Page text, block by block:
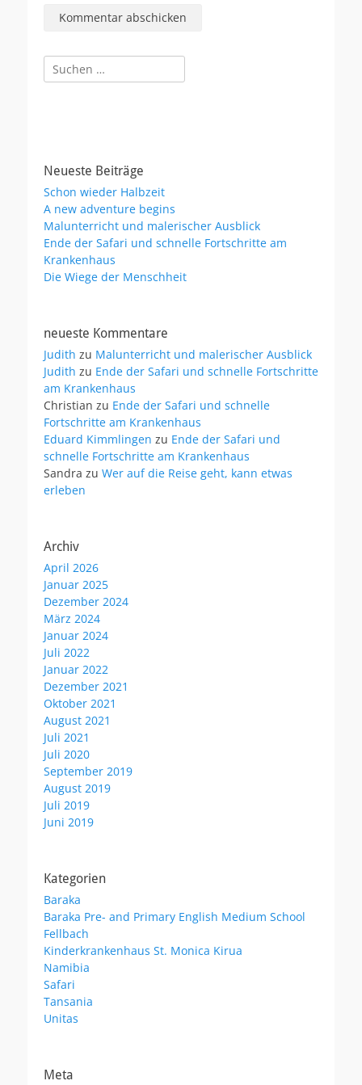
Suchen
nach:
Neueste Beiträge
Schon wieder Halbzeit
A new adventure begins
Malunterricht und malerischer Ausblick
Ende der Safari und schnelle Fortschritte am
Krankenhaus
Die Wiege der Menschheit
neueste Kommentare
Judith zu Malunterricht und malerischer Ausblick
Judith zu Ende der Safari und schnelle Fortschritte
am Krankenhaus
Christian zu Ende der Safari und schnelle
Fortschritte am Krankenhaus
Eduard Kimmlingen zu Ende der Safari und
schnelle Fortschritte am Krankenhaus
Sandra zu Wer auf die Reise geht, kann etwas
erleben
Archiv
April 2026
Januar 2025
Dezember 2024
März 2024
Januar 2024
Juli 2022
Januar 2022
Dezember 2021
Oktober 2021
August 2021
Juli 2021
Juli 2020
September 2019
August 2019
Juli 2019
Juni 2019
Kategorien
Baraka
Baraka Pre- and Primary English Medium School
Fellbach
Kinderkrankenhaus St. Monica Kirua
Namibia
Safari
Tansania
Unitas
Meta